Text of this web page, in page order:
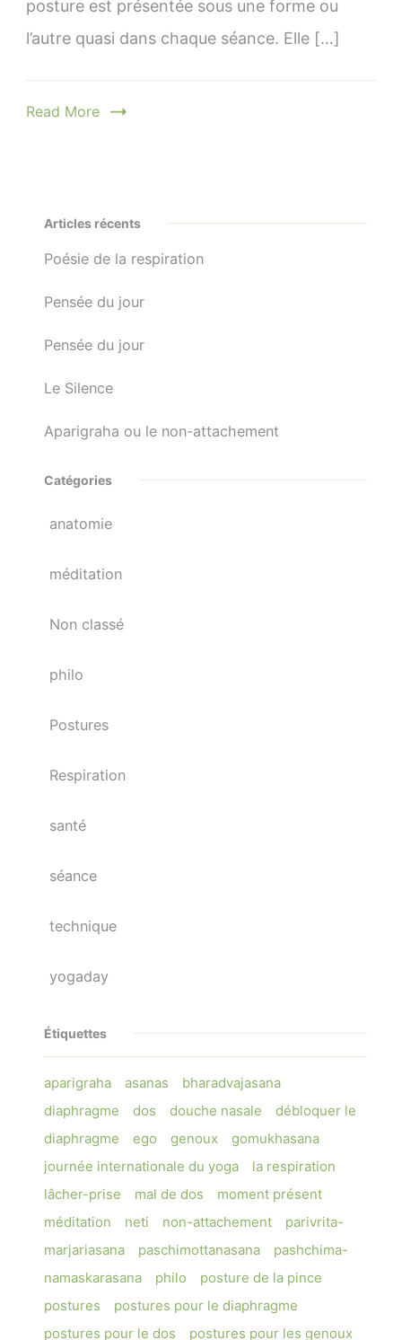
posture est présentée sous une forme ou
l’autre quasi dans chaque séance. Elle […]
Read More
Articles récents
Poésie de la respiration
Pensée du jour
Pensée du jour
Le Silence
Aparigraha ou le non-attachement
Catégories
anatomie
méditation
Non classé
philo
Postures
Respiration
santé
séance
technique
yogaday
Étiquettes
aparigraha asanas
bharadvajasana
diaphragme
dos douche nasale
débloquer le
diaphragme
ego genoux
gomukhasana
journée internationale du yoga
la respiration
lâcher-prise
mal de dos
moment présent
méditation
neti non-attachement
parivrita-
marjariasana
paschimottanasana
pashchima-
namaskarasana
philo
posture de la pince
postures
postures pour le diaphragme
postures pour le dos
postures pour les genoux